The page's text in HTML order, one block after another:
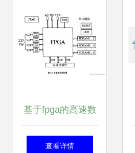
基于fpga的高速数
据采集存储系统设
查看详情